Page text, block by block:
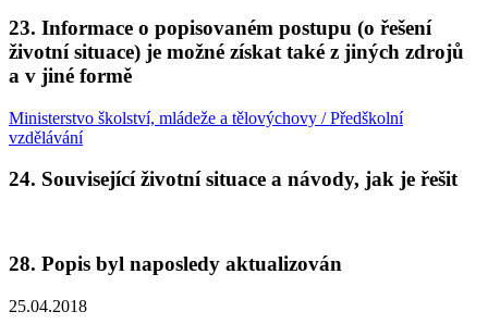
23. Informace o popisovaném postupu (o řešení
životní situace) je možné získat také z jiných zdrojů
a v jiné formě
Ministerstvo školství, mládeže a tělovýchovy / Předškolní
vzdělávání
24. Související životní situace a návody, jak je řešit
28. Popis byl naposledy aktualizován
25.04.2018